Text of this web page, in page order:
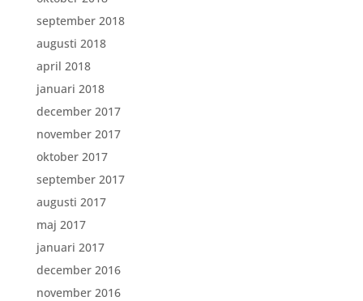
september 2018
augusti 2018
april 2018
januari 2018
december 2017
november 2017
oktober 2017
september 2017
augusti 2017
maj 2017
januari 2017
december 2016
november 2016